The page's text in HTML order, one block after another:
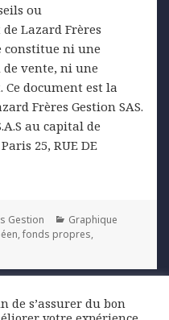
ou
Lazard Frères
constitue ni une
vente, ni une
document est la
Frères Gestion SAS.
au capital de
Paris 25, RUE DE
Gestion Categories
Graphique
,fonds propres,
de s’assurer du bon